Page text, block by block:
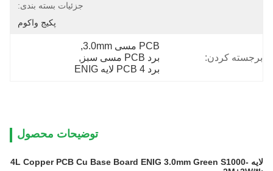
جزئیات بسته بندی:
پکیج واکوم
برجسته کردن:
PCB مسی 3.0mm
,
برد PCB مسی سبز
,
برد PCB 4 لایه ENIG
توضیحات محصول
لایه 4L Copper PCB Cu Base Board ENIG 3.0mm Green S1000-